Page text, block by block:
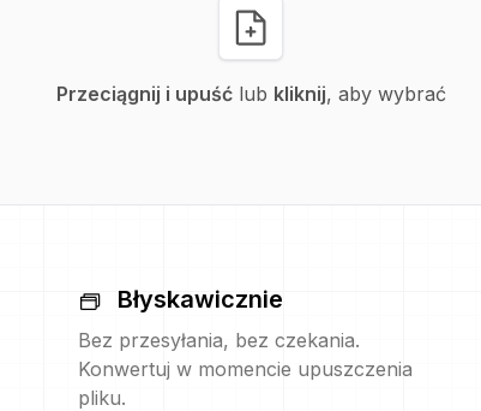
Przeciągnij i upuść lub kliknij, aby wybrać
Błyskawicznie
Bez przesyłania, bez czekania.
Konwertuj w momencie upuszczenia
pliku.